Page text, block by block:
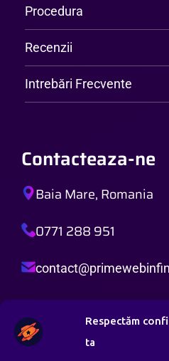
Respectăm
ta
Procedura
Recenzii
Intrebări Frecvente
Contacteaza-ne
Baia Mare, Romania
0771 288 951
Luni – Vineri: 8:00 AM –